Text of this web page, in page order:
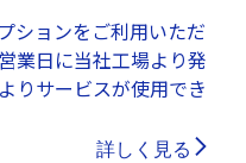
ションをご利用いただ
業日に当社工場より発
りサービスが使用でき
詳しく見る